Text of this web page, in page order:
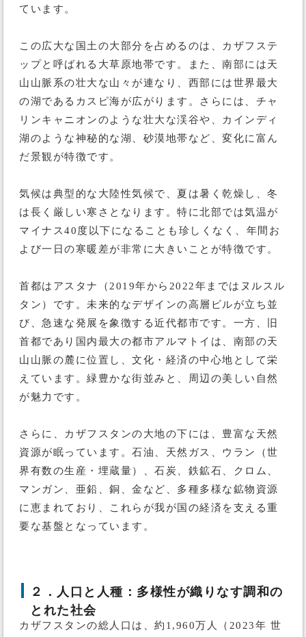
ています。
この広大な国土の大部分を占めるのは、カザフステ
ップと呼ばれる大草原地帯です。また、南部には天
山山脈系の壮大な山々が連なり、西部には世界最大
の湖であるカスピ海が広がります。さらには、チャ
リンキャニオンのような壮大な渓谷や、カインディ
湖のような神秘的な湖、砂漠地帯など、変化に富ん
だ景観が特徴です。
気候は典型的な大陸性気候で、夏は暑く乾燥し、冬
は長く厳しい寒さとなります。特に北部では気温が
マイナス40度以下になることも珍しくなく、年間お
よび一日の寒暖差が非常に大きいことが特徴です。
首都はアスタナ（2019年から2022年まではヌルスル
タン）です。未来的なデザインの高層ビルが立ち並
び、急速な発展を象徴する近代都市です。一方、旧
首都であり国内最大の都市アルマトイは、南部の天
山山脈の麓に位置し、文化・経済の中心地として栄
えています。緑豊かな街並みと、周辺の美しい自然
が魅力です。
さらに、カザフスタンの大地の下には、豊富な天然
資源が眠っています。石油、天然ガス、ウラン（世
界有数の生産・埋蔵量）、石炭、鉄鉱石、クロム、
マンガン、亜鉛、銅、金など、多種多様な鉱物資源
に恵まれており、これらが我が国の経済を支える重
要な基盤となっています。
２．人口と人種：多様性が織りなす調和の
とれた社会
カザフスタンの総人口は、約1,960万人（2023年 世